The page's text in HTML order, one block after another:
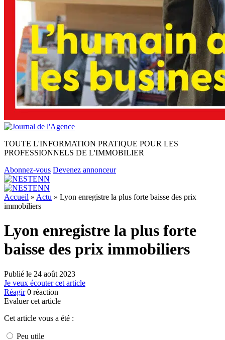
TOUTE L'INFORMATION PRATIQUE POUR LES
PROFESSIONNELS DE L'IMMOBILIER
Abonnez-vous Devenez annonceur
Accueil » Actu » Lyon enregistre la plus forte baisse des prix
immobiliers
Lyon enregistre la plus forte
baisse des prix immobiliers
Publié le 24 août 2023
Je veux écouter cet article
Réagir 0 réaction
Evaluer cet article
Cet article vous a été :
Peu utile